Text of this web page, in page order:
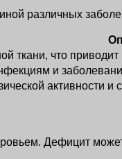
различных
ткани, что
и
активности и
Дефицит